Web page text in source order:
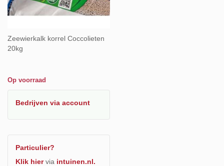
Zeewierkalk korrel Coccolieten
20kg
Op voorraad
Bedrijven via account
Particulier?
Klik hiervia intuinen.nl.